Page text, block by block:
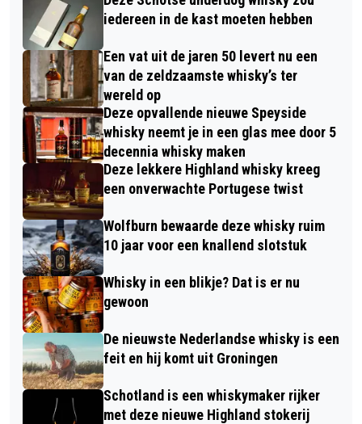
iedereen in de kast moeten hebben
Een vat uit de jaren 50 levert nu een
van de zeldzaamste whisky’s ter
wereld op
Deze opvallende nieuwe Speyside
whisky neemt je in een glas mee door 5
decennia whisky maken
Deze lekkere Highland whisky kreeg
een onverwachte Portugese twist
Wolfburn bewaarde deze whisky ruim
10 jaar voor een knallend slotstuk
Whisky in een blikje? Dat is er nu
gewoon
De nieuwste Nederlandse whisky is een
feit en hij komt uit Groningen
Schotland is een whiskymaker rijker
met deze nieuwe Highland stokerij